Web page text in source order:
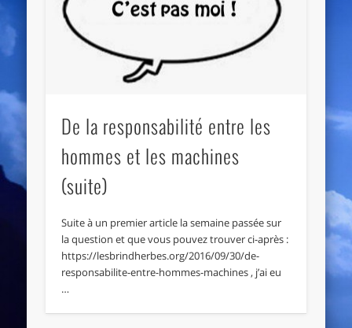
De la responsabilité entre les
hommes et les machines
(suite)
Suite à un premier article la semaine passée sur
la question et que vous pouvez trouver ci-après :
https://lesbrindherbes.org/2016/09/30/de-
responsabilite-entre-hommes-machines , j’ai eu
…